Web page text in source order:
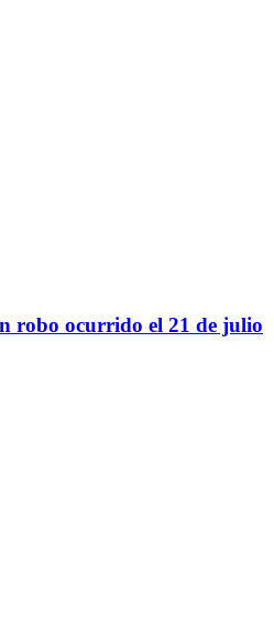
robo ocurrido el 21 de julio